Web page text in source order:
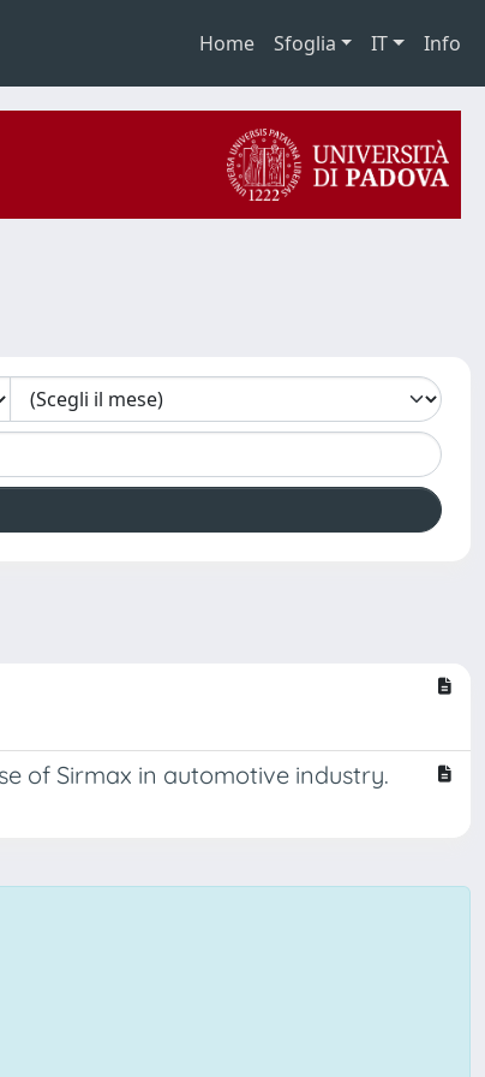
Home Sfoglia IT Info
of Sirmax in automotive industry.